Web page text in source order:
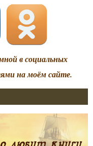
в социальных
на моём сайте.